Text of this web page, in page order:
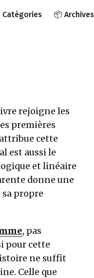
📦 Archives
rejoigne les
premières
cette
est aussi le
et linéaire
donne une
propre
, pas
pour cette
ne suffit
Celle que